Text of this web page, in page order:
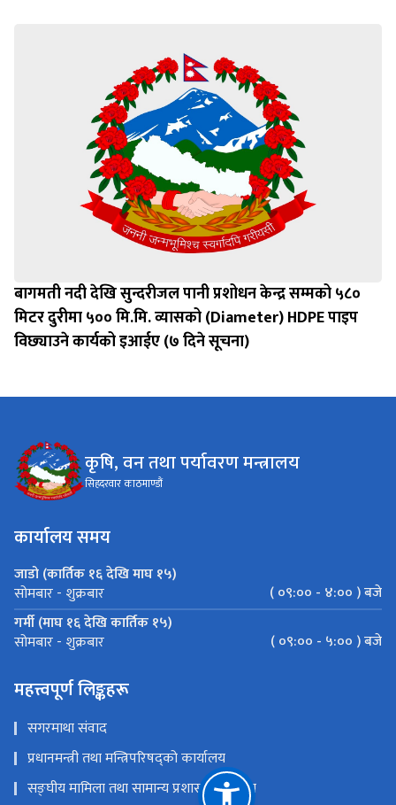
बागमती नदी देखि सुन्दरीजल पानी प्रशोधन केन्द्र सम्मको ५८०
मिटर दुरीमा ५०० मि.मि. व्यासको (Diameter) HDPE पाइप
विछ्याउने कार्यको इआईए (७ दिने सूचना)
कृषि, वन तथा पर्यावरण मन्त्रालय
सिहदरवार काठमाण्डौं
कार्यालय समय
जाडो (कार्तिक १६ देखि माघ १५)
सोमबार - शुक्रबार
( ०९:०० - ४:०० ) बजे
गर्मी (माघ १६ देखि कार्तिक १५)
सोमबार - शुक्रबार ( ०९:०० - ५:०० ) बजे
महत्त्वपूर्ण लिङ्कहरू
सगरमाथा संवाद
प्रधानमन्त्री तथा मन्त्रिपरिषद्को कार्यालय
सङ्‍घीय मामिला तथा सामान्य प्रशासन मन्त्रालय